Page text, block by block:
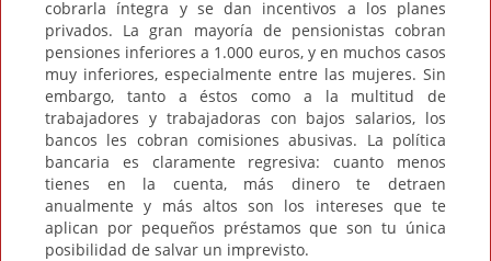
cobrarla íntegra y se dan incentivos a los planes
privados. La gran mayoría de pensionistas cobran
pensiones inferiores a 1.000 euros, y en muchos casos
muy inferiores, especialmente entre las mujeres. Sin
embargo, tanto a éstos como a la multitud de
trabajadores y trabajadoras con bajos salarios, los
bancos les cobran comisiones abusivas. La política
bancaria es claramente regresiva: cuanto menos
tienes en la cuenta, más dinero te detraen
anualmente y más altos son los intereses que te
aplican por pequeños préstamos que son tu única
posibilidad de salvar un imprevisto.